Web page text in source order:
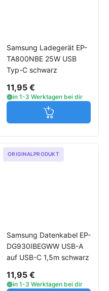
Samsung Ladegerät EP-
TA800NBE 25W USB
Typ-C schwarz
11,95 €
in 1-3 Werktagen bei dir
Jetzt in den
ORIGINALPRODUKT
Samsung Datenkabel EP-
DG930IBEGWW USB-A
auf USB-C 1,5m schwarz
11,95 €
in 1-3 Werktagen bei dir